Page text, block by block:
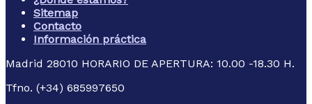
Sitemap
Contacto
Información práctica
Madrid 28010 HORARIO DE APERTURA: 10.00 -18.30 H.
Tfno. (+34) 685997650